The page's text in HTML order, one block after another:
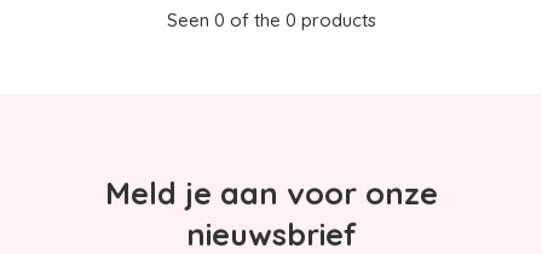
Seen 0 of the 0 products
Meld je aan voor onze
nieuwsbrief